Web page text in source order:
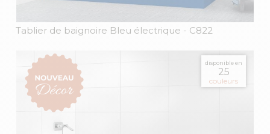
Tablier de baignoire Bleu électrique - C822
disponible en
25
couleurs